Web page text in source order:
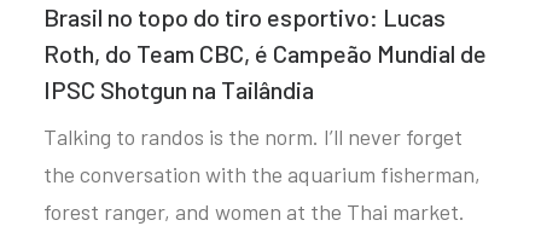
Brasil no topo do tiro esportivo: Lucas
Roth, do Team CBC, é Campeão Mundial de
IPSC Shotgun na Tailândia
Talking to randos is the norm. I’ll never forget
the conversation with the aquarium fisherman,
forest ranger, and women at the Thai market.